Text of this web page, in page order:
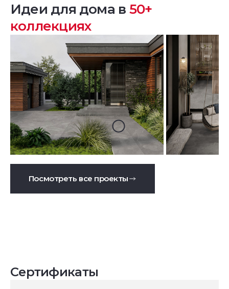
Идеи для дома в 50+
коллекциях
Посмотреть все проекты
Сертификаты